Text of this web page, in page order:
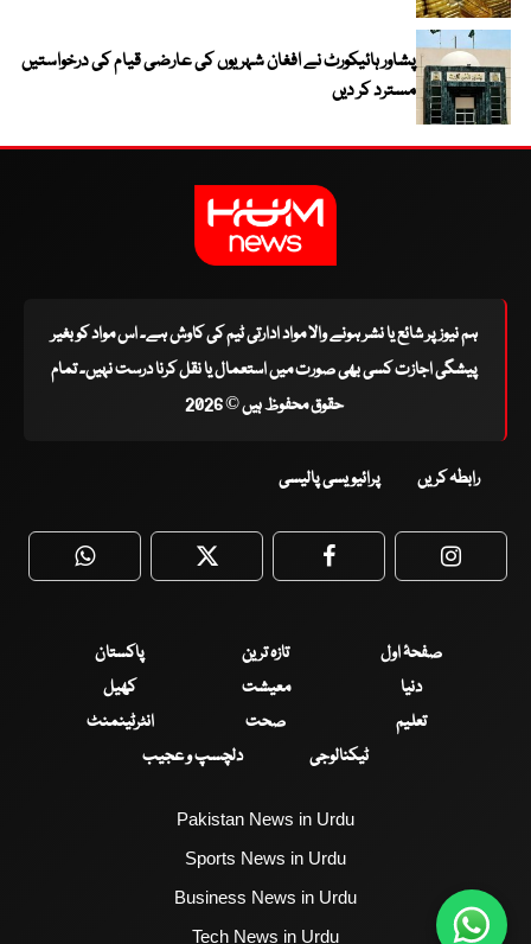
پشاور ہائیکورٹ نے افغان شہریوں کی عارضی قیام کی درخواستیں
مسترد کر دیں
ہم نیوز پر شائع یا نشر ہونے والا مواد ادارتی ٹیم کی کاوش ہے۔ اس مواد کو بغیر
پیشگی اجازت کسی بھی صورت میں استعمال یا نقل کرنا درست نہیں۔ تمام
حقوق محفوظ ہیں © 2026
رابطہ کریں پرائیویسی پالیسی
WhatsApp Twitter Facebook
صفحۂ اول تازہ ترین
پاکستان
دنیا
معیشت
کھیل
تعلیم
صحت
انٹرٹینمنٹ
ٹیکنالوجی
دلچسپ و عجیب
Pakistan News in Urdu
Sports News in Urdu
Business News in Urdu
Tech News in Urdu